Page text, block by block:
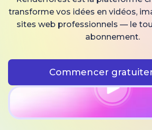
transforme vos idées en vidéos,
sites web professionnels — le
abonnement.
Commencer